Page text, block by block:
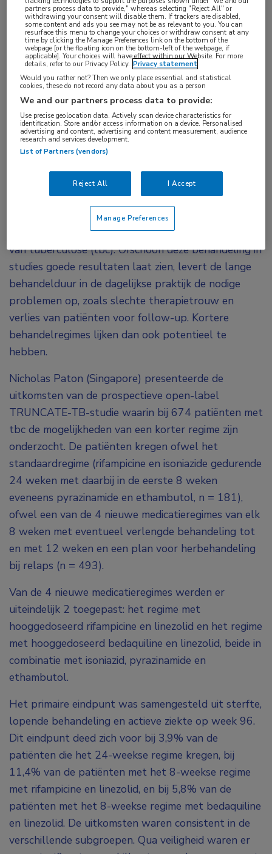
Een tbc-behandelregime van 8 weken met
bedaquiline en linezolid in combinatie met
nauwkeurige post-behandelingsmonitoring en
eventuele verlenging van de behandeling lijkt een
potentieel werkzaam alternatief te bieden ten
opzichte van het standaard 24-weekse
behandelregime.1De resultaten werden
gelijktijdig aan het congres gepubliceerd in
New England Journal of Medicine. 2
Momenteel is een op rifampicine gebaseerd regime
van 6 maanden de standaard voor de behandeling
van tuberculose (tbc). Ofschoon deze behandeling in
studies goede resultaten laat zien, levert de lange
behandelduur in de dagelijkse praktijk de nodige
problemen op, zoals slechte therapietrouw en
verlies van patiënten voor follow-up. Kortere
behandelregimes lijken dan ook potentieel te
hebben.
Nicholas Paton (Singapore) presenteerde de
uitkomsten van de prospectieve open-label
TRUNCATE-TB-studie waarin bij 674 patiënten met
tbc de mogelijkheden van een korter regime zijn
onderzocht. De patiënten kregen ofwel het
standaardregime (rifampicine en isoniazide gedurende
24 weken met daarbij in de eerste 8 weken
eveneens pyrazinamide en ethambutol, n = 181),
ofwel een van de 4 nieuwe medicatieregimes van elk
8 weken met eventueel verlengde behandeling tot
en met 12 weken en een plan voor herbehandeling
bij relaps (n = 493).
Van de 4 nieuwe medicatieregimes werden er
uiteindelijk 2 toegepast: het regime met
hooggedoseerd rifampicine en linezolid en het regime
met hooggedoseerd bedaquiline en linezolid, beide in
combinatie met isoniazid, pyrazinamide en
ethambutol.
Het primaire eindpunt was samengesteld uit sterfte,
lopende behandeling en actieve ziekte op week 96.
Dit eindpunt deed zich voor bij 3,9% van de
patiënten die het 24-weekse regime kregen, bij
11,4% van de patiënten met het 8-weekse regime
met rifampicine en linezolid, en bij 5,8% van de
patiënten met het 8-weekse regime met bedaquiline
en linezolid. De uitkomsten waren consistent in de
verschillende subgroepen. Qua veiligheid waren er
bedaquiline,linezolid
partners process data to provide," whereas selecting "Reject All" or
withdrawing your consent will disable them. If trackers are disabled,
some content and ads you see may not be as relevant to you. You can
resurface this menu to change your choices or withdraw consent at any
time by clicking the Manage Preferences link on the bottom of the
webpage [or the floating icon on the bottom-left of the webpage, if
applicable]. Your choices will have effect within our Website. For more
details, refer to our Privacy Policy. Privacy statement
Would you rather not? Then we only place essential and statistical
cookies, these do not record any data about you as a person
We and our partners process data to provide:
Use precise geolocation data. Actively scan device characteristics for
identification. Store and/or access information on a device. Personalised
advertising and content, advertising and content measurement, audience
research and services development.
List of Partners (vendors)
Reject All I Accept
Manage Preferences